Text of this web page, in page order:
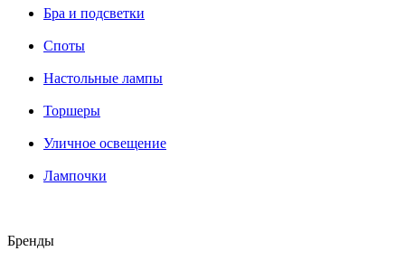
Бра и подсветки
Споты
Настольные лампы
Торшеры
Уличное освещение
Лампочки
Бренды